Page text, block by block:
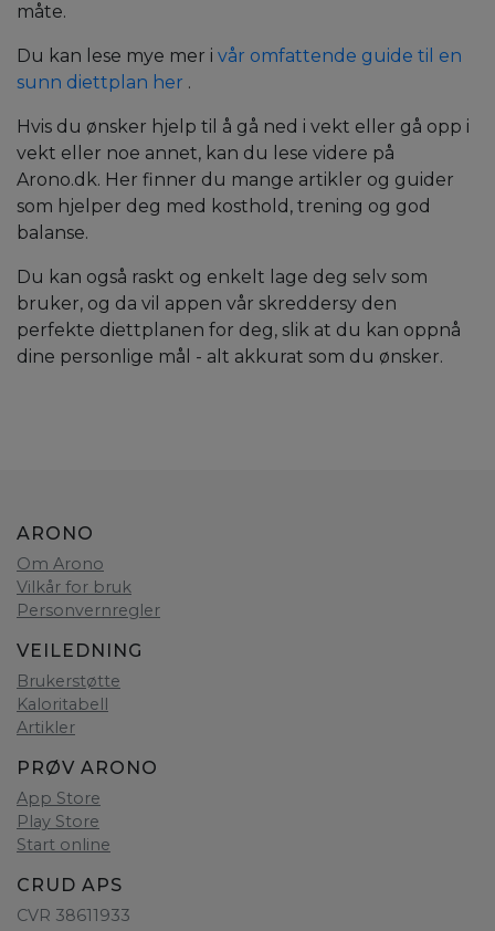
måte.
Du kan lese mye mer i vår omfattende guide til en
sunn diettplan her .
Hvis du ønsker hjelp til å gå ned i vekt eller gå opp i
vekt eller noe annet, kan du lese videre på
Arono.dk. Her finner du mange artikler og guider
som hjelper deg med kosthold, trening og god
balanse.
Du kan også raskt og enkelt lage deg selv som
bruker, og da vil appen vår skreddersy den
perfekte diettplanen for deg, slik at du kan oppnå
dine personlige mål - alt akkurat som du ønsker.
ARONO
Om Arono
Vilkår for bruk
Personvernregler
VEILEDNING
Brukerstøtte
Kaloritabell
Artikler
PRØV ARONO
App Store
Play Store
Start online
CRUD APS
CVR 38611933